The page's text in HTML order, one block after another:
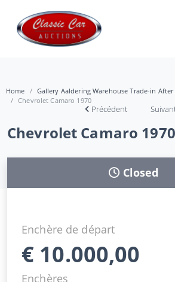
Home
Gallery Aaldering Warehouse Trade-in
Chevrolet Camaro 1970
Précédent
Chevrolet Camaro 1970
Closed
Enchère de départ
€ 10.000,00
Enchères